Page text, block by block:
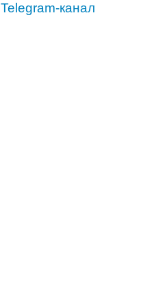
Telegram-канал